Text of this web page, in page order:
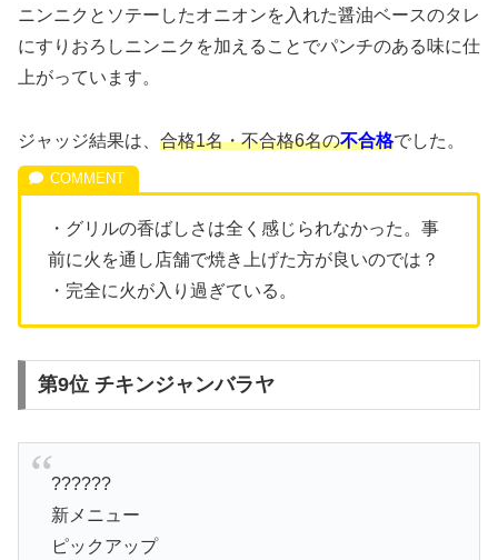
ニンニクとソテーしたオニオンを入れた醤油ベースのタレ
にすりおろしニンニクを加えることでパンチのある味に仕
上がっています。
ジャッジ結果は、 合格1名・不合格6名の不合格でした。
・グリルの香ばしさは全く感じられなかった。事
前に火を通し店舗で焼き上げた方が良いのでは？
・完全に火が入り過ぎている。
第9位 チキンジャンバラヤ
??????
新メニュー
ピックアップ